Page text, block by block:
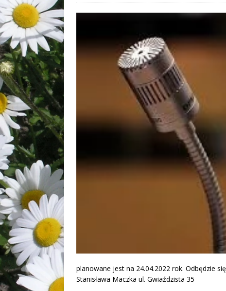
planowane jest na 24.04.2022 rok. Odbędzie
Stanisława Maczka ul. Gwiaździsta 35